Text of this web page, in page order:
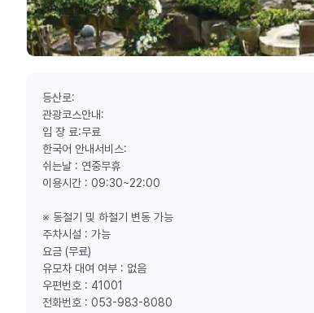
등산로:
관광코스안내:
입 장 료:무료
한국어 안내서비스:
쉬는날 : 연중무휴
이용시간 : 09:30~22:00
※ 동절기 및 하절기 변동 가능
주차시설 : 가능
요금 (무료)
유모차 대여 여부 : 없음
우편번호 : 41001
전화번호 : 053-983-8080